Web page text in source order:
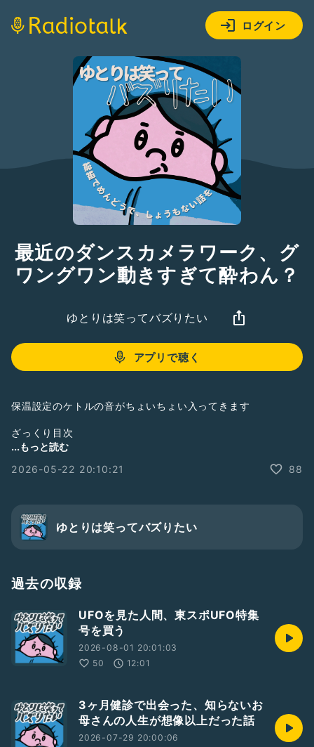
ログイン
最近のダンスカメラワーク、グ
ワングワン動きすぎて酔わん？
ゆとりは笑ってバズりたい
アプリで聴く
保温設定のケトルの音がちょいちょい入ってきます
ざっくり目次
0:00 膝上寝かしつけ中
2:06 『BUTTER』読んだ
10:55 みんなどういう風に推し見つけんだろう
寝かしつけは成功しました⭐︎
...もっと読む
2026-05-22 20:10:21
88
ゆとりは笑ってバズりたい
過去の収録
UFOを見た人間、東スポUFO特集
号を買う
2026-08-01 20:01:03
50
12:01
3ヶ月健診で出会った、知らないお
母さんの人生が想像以上だった話
2026-07-29 20:00:06